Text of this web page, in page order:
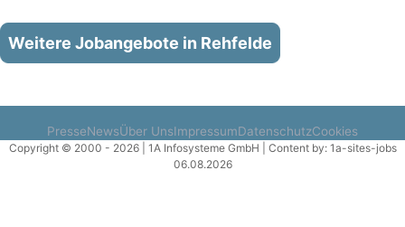
Weitere Jobangebote in Rehfelde
PresseNewsÜber UnsImpressumDatenschutzCookies
Copyright © 2000 - 2026 | 1A Infosysteme GmbH | Content by: 1a-sites-jobs
06.08.2026